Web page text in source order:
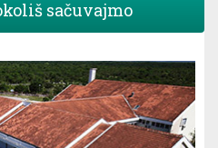
sačuvajmo